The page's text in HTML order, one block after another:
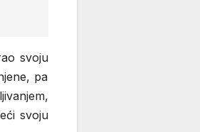
svoju
pa
svoju